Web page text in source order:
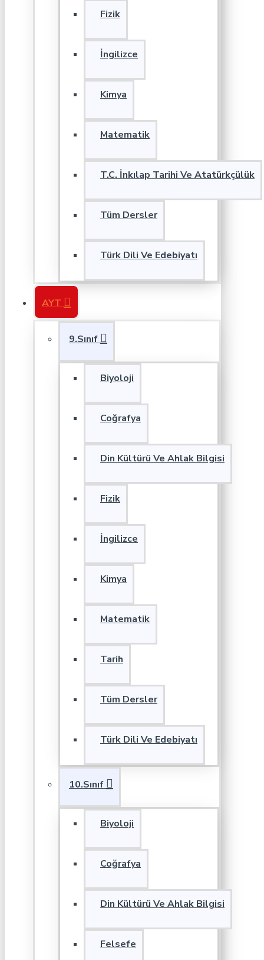
Fizik
İngilizce
Kimya
Matematik
T.C. İnkılap Tarihi Ve Atatürkçülük
Tüm Dersler
Türk Dili Ve Edebiyatı
AYT
9.Sınıf
Biyoloji
Coğrafya
Din Kültürü Ve Ahlak Bilgisi
Fizik
İngilizce
Kimya
Matematik
Tarih
Tüm Dersler
Türk Dili Ve Edebiyatı
10.Sınıf
Biyoloji
Coğrafya
Din Kültürü Ve Ahlak Bilgisi
Felsefe